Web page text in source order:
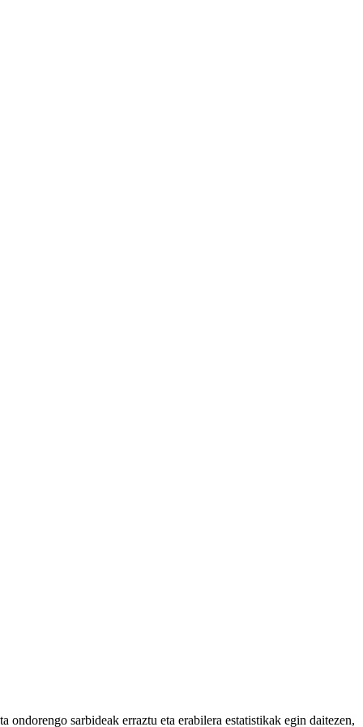
sarbideak erraztu eta erabilera estatistikak egin daitezen,